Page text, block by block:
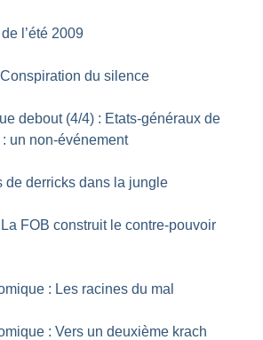
l’été 2009
du silence
debout (4/4) : Etats-généraux de
: un non-événement
de derricks dans la jungle
FOB construit le contre-pouvoir
: Les racines du mal
: Vers un deuxième krach